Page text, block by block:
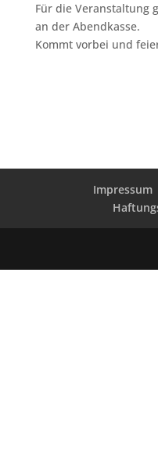
Für die Veranstaltung
an der Abendkasse.
Kommt vorbei und
Impressum